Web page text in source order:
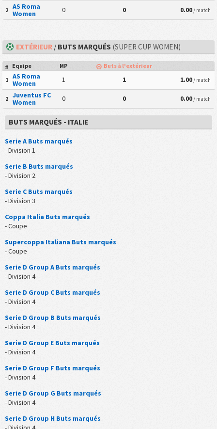
2 AS Roma
Women
0 0 0.00/ match
EXTÉRIEUR /BUTS MARQUÉS (SUPER CUP WOMEN)
# Equipe MP
Buts à l'extérieur
1 AS Roma
Women
1 1 1.00/ match
2 Juventus FC
Women
0 0 0.00/ match
BUTS MARQUÉS - ITALIE
Serie A Buts marqués
- Division 1
Serie B Buts marqués
- Division 2
Serie C Buts marqués
- Division 3
Coppa Italia Buts marqués
- Coupe
Supercoppa Italiana Buts marqués
- Coupe
Serie D Group A Buts marqués
- Division 4
Serie D Group C Buts marqués
- Division 4
Serie D Group B Buts marqués
- Division 4
Serie D Group E Buts marqués
- Division 4
Serie D Group F Buts marqués
- Division 4
Serie D Group G Buts marqués
- Division 4
Serie D Group H Buts marqués